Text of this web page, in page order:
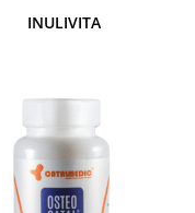
INULIVITA